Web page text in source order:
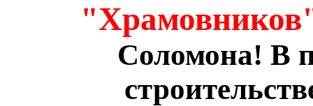
Соломона! В